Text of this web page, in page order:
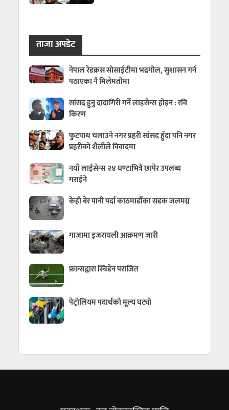
ताजा अपडेट
नेपाल रेडक्रस सोसाईटीमा भद्रगोल, सुशासन गर्न
पठाएका नै मिलेमतोमा
सांसद हुनु दादागिरी गर्ने लाइसेन्स होइन : रवि
किरण
फुटपाथ चलाउने नगर प्रहरी सांसद हुँदा पनि नगर
प्रहरीको शैलीले विवादमा
नयाँ लाईसेन्स २४ घण्टाभित्रै छापेर उपलब्ध
गराईने
केही बेर पानी पर्दा काठमाडौँका सडक जलमग्न
गाजामा इजरायली आक्रमण जारी
फ्रान्सद्वारा स्विडेन पराजित
पेट्रोलियम पदार्थको मूल्य घट्यो